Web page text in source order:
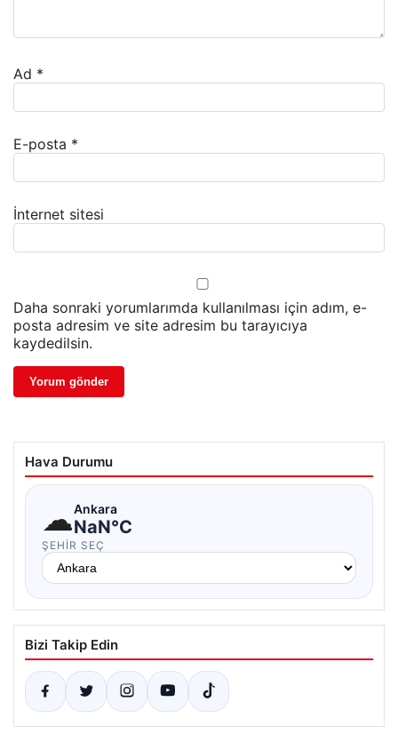
Ad *
E-posta *
İnternet sitesi
Daha sonraki yorumlarımda kullanılması için adım, e-
posta adresim ve site adresim bu tarayıcıya
kaydedilsin.
Hava Durumu
☁Ankara
NaN°C
ŞEHIR SEÇ
Bizi Takip Edin